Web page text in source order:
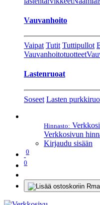
Vauvanhoito
Vaipat Tutit Tuttipullot
Vauvanhoitotuotteet
Lastenruoat
Soseet Lasten
Hinnasto:
Verkkosivun
Kirjaudu sisään
0
0